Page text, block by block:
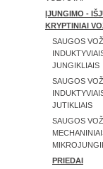
ĮJUNGIMO -
KRYPTINIAI
SAUGOS
JUNGIKLIAIS
SAUGOS
JUTIKLIAIS
SAUGOS
PRIEDAI